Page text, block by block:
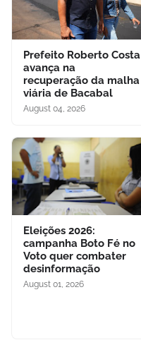
Prefeito Roberto Costa
avança na
recuperação da malha
viária de Bacabal
August 04, 2026
Eleições 2026:
campanha Boto Fé no
Voto quer combater
desinformação
August 01, 2026